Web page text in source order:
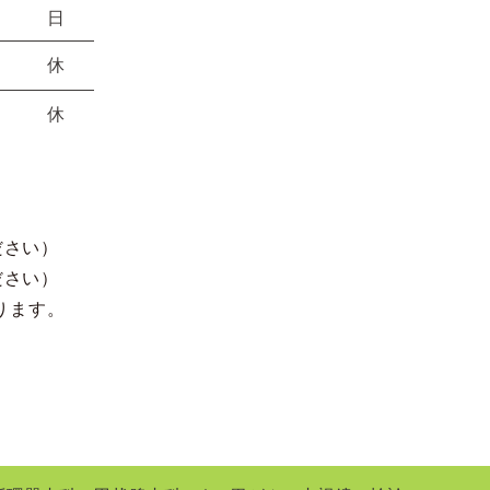
日
休
休
い）
い）
す。